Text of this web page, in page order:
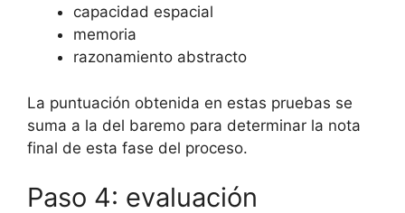
capacidad espacial
memoria
razonamiento abstracto
La puntuación obtenida en estas pruebas se
suma a la del baremo para determinar la nota
final de esta fase del proceso.
Paso 4: evaluación